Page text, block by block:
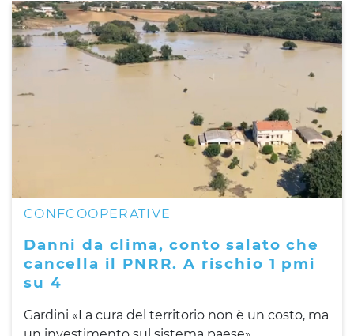
CONFCOOPERATIVE
Danni da clima, conto salato che
cancella il PNRR. A rischio 1 pmi
su 4
Gardini «La cura del territorio non è un costo, ma